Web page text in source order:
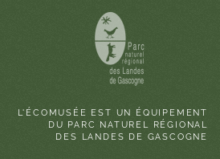
L'ÉCOMUSÉE EST UN ÉQUIPEMENT
DU PARC NATUREL RÉGIONAL
DES LANDES DE GASCOGNE